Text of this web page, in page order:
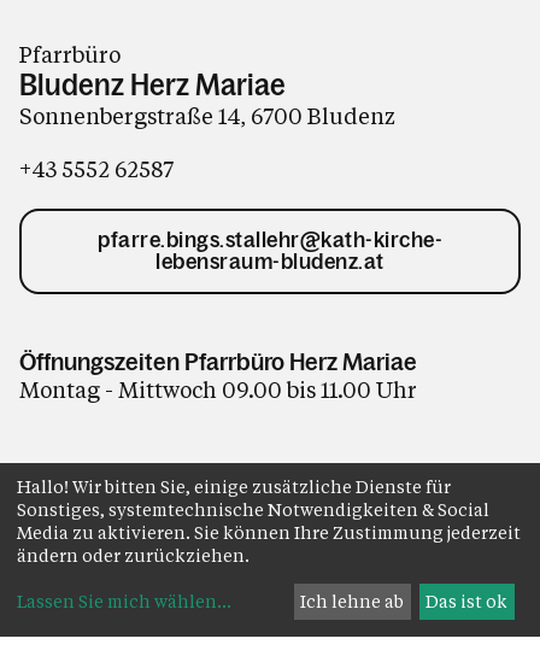
Pfarrbüro
Bludenz Herz Mariae
Sonnenbergstraße 14, 6700 Bludenz
+43 5552 62587
pfarre.bings.stallehr@kath-kirche-
lebensraum-bludenz.at
Öffnungszeiten Pfarrbüro Herz Mariae
Montag - Mittwoch 09.00 bis 11.00 Uhr
ImpressumDatenschutz Anmelden
Hallo! Wir bitten Sie, einige zusätzliche Dienste für
Sonstiges, systemtechnische Notwendigkeiten & Social
Media zu aktivieren. Sie können Ihre Zustimmung jederzeit
ändern oder zurückziehen.
Lassen Sie mich wählen... Ich lehne ab Das ist ok